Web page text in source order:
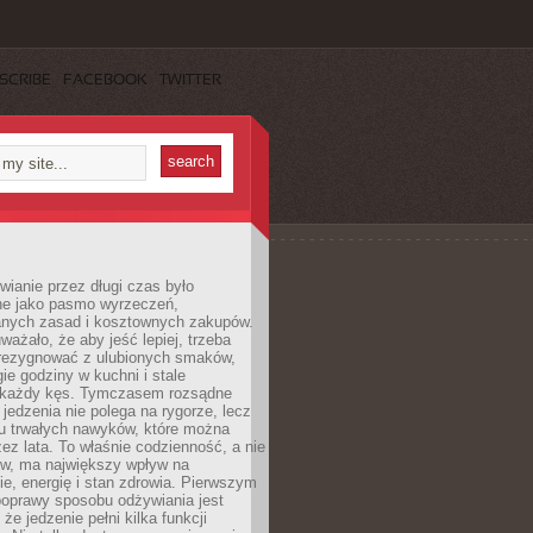
FACEBOOK TWITTER
przez długi czas było
jako pasmo wyrzeczeń,
zasad i kosztownych zakupów.
że aby jeść lepiej, trzeba
z ulubionych smaków,
godziny w kuchni i stale
kęs. Tymczasem rozsądne
nie polega na rygorze, lecz
trwałych nawyków, które można
lata. To właśnie codzienność, a nie
ma największy wpływ na
energię i stan zdrowia. Pierwszym
sposobu odżywiania jest
jedzenie pełni kilka funkcji